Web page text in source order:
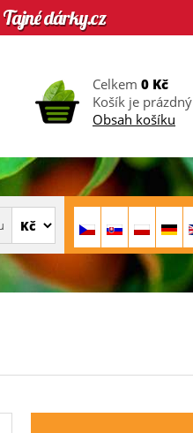
Celkem 0 Kč
Košík je prázdný
Obsah košíku